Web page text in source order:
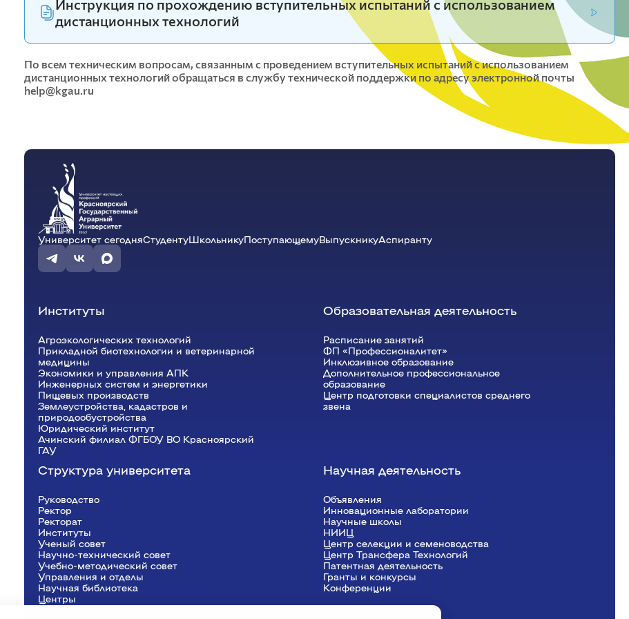
Бухгалтерский учет и статистика
Психология, педагогика и экология
человека
Инженерных систем и
энергетики
Общеинженерных дисциплин
Системоэнергетики
Теоретических основ электротехники
Тракторы и автомобили
Электроснабжения сельского хозяйства
Красноярский ГАУ
Правовых и социально-экономических
дисциплин
Агроинженерии
Центр подготовки специалистов
Инструкция по прохождению вступительных испытаний с использованием
дистанционных технологий
По всем техническим вопросам, связанным с проведением вступительных испытаний с использованием
дистанционных технологий обращаться в службу технической поддержки по адресу электронной почты
help@kgau.ru
Университет сегодняСтудентуШкольникуПоступающемуВыпускникуАспиранту
Институты
Агроэкологических технологий
Прикладной биотехнологии и ветеринарной
медицины
Экономики и управления АПК
Инженерных систем и энергетики
Пищевых производств
Землеустройства, кадастров и
природообустройства
Юридический институт
Ачинский филиал ФГБОУ ВО Красноярский
ГАУ
Образовательная деятельность
Расписание занятий
ФП «Профессионалитет»
Инклюзивное образование
Дополнительное профессиональное
образование
Центр подготовки специалистов среднего
звена
Структура университета
Руководство
Ректор
Рeкторат
Институты
Ученый совет
Научно-технический совет
Учебно-методический совет
Управления и отделы
Научная библиотека
Центры
Научная деятельность
Объявления
Инновационные лаборатории
Научные школы
НИИЦ
Центр селекции и семеноводства
Центр Трансфера Технологий
Патентная деятельность
Гранты и конкурсы
Конференции